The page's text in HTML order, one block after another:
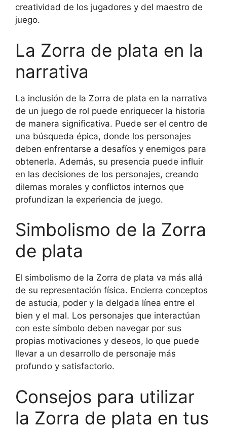
creatividad de los jugadores y del maestro de
juego.
La Zorra de plata en la
narrativa
La inclusión de la Zorra de plata en la narrativa
de un juego de rol puede enriquecer la historia
de manera significativa. Puede ser el centro de
una búsqueda épica, donde los personajes
deben enfrentarse a desafíos y enemigos para
obtenerla. Además, su presencia puede influir
en las decisiones de los personajes, creando
dilemas morales y conflictos internos que
profundizan la experiencia de juego.
Simbolismo de la Zorra
de plata
El simbolismo de la Zorra de plata va más allá
de su representación física. Encierra conceptos
de astucia, poder y la delgada línea entre el
bien y el mal. Los personajes que interactúan
con este símbolo deben navegar por sus
propias motivaciones y deseos, lo que puede
llevar a un desarrollo de personaje más
profundo y satisfactorio.
Consejos para utilizar
la Zorra de plata en tus